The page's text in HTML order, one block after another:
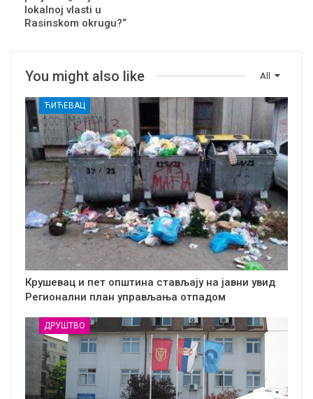
lokalnoj vlasti u
Rasinskom okrugu?“
All
You might also like
ЋИЋЕВАЦ
Крушевац и пет општина стављају на јавни увид
Регионални план управљања отпадом
ДРУШТВО